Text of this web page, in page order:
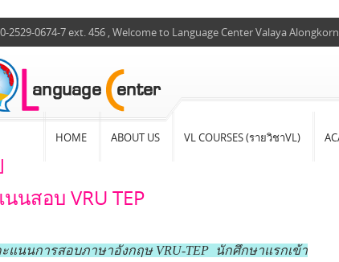
2529-0674-7 ext. 456 , Welcome to Language Center Valaya
HOME ABOUT US VL COURSES (รายวิชาVL)
นสอบ VRU TEP
แนนการสอบภาษาอังกฤษ VRU-TEP นักศึกษาแรกเข้า